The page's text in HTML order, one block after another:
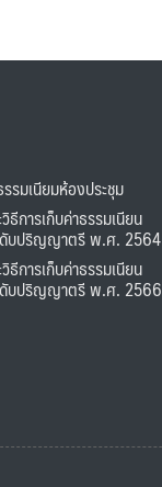
มเนียมห้องประชุม
การเก็บค่าธรรมเนียน
ดับปริญญาตรี พ.ศ. 2564
การเก็บค่าธรรมเนียน
ดับปริญญาตรี พ.ศ. 2566